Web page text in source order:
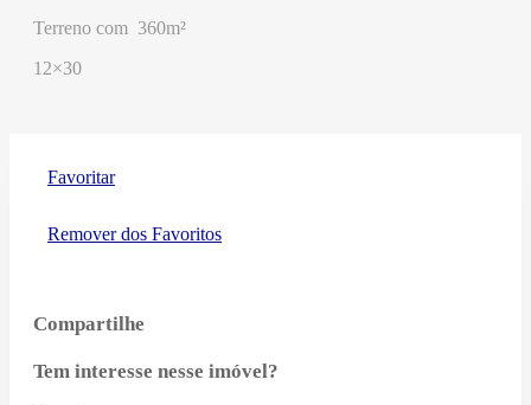
Terreno com 360m²
12×30
Favoritar
Remover dos Favoritos
Compartilhe
Tem interesse nesse imóvel?